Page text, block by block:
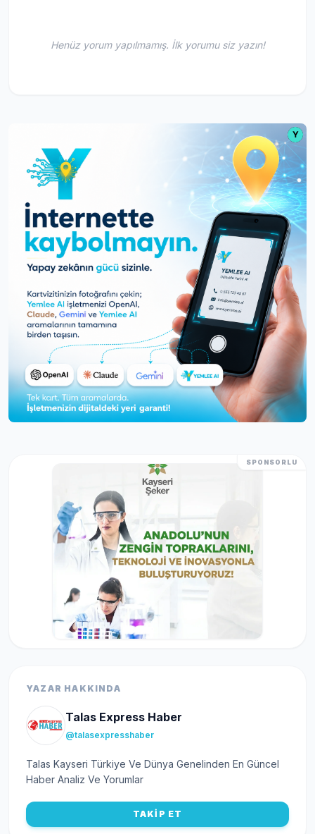
Henüz yorum yapılmamış. İlk yorumu siz yazın!
SPONSORLU
YAZAR HAKKINDA
Talas Express Haber
@talasexpresshaber
Talas Kayseri Türkiye Ve Dünya Genelinden En Güncel
Haber Analiz Ve Yorumlar
TAKİP ET